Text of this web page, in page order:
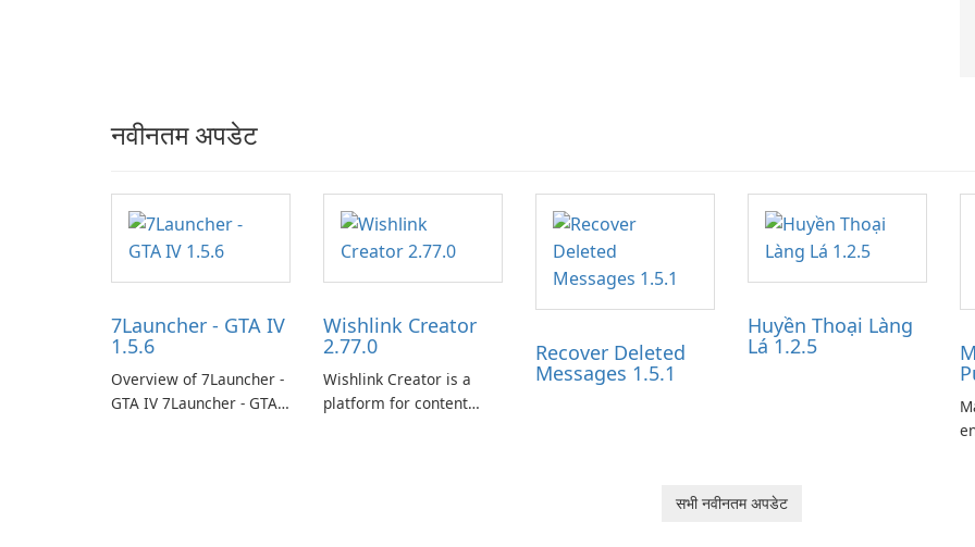
नवीनतम अपडेट
7Launcher - GTA IV
1.5.6
Overview of 7Launcher -
GTA IV 7Launcher - GTA
Wishlink Creator
2.77.0
Wishlink Creator is a
platform for content
Recover Deleted
Messages 1.5.1
Huyền Thoại Làng
Lá 1.2.5
सभी नवीनतम अपडेट